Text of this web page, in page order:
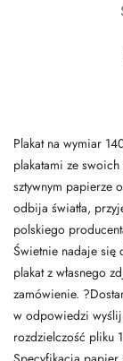
Plakat na wymiar
plakatami ze
sztywnym papierze
odbija światła,
polskiego
Świetnie nadaje się
plakat z własnego
zamówienie.
w odpowiedzi
rozdzielczość pliku